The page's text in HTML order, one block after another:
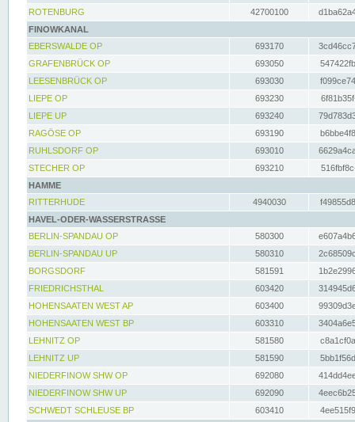
ROTENBURG
42700100
FINOWKANAL
EBERSWALDE OP
693170
GRAFENBRÜCK OP
693050
LEESENBRÜCK OP
693030
LIEPE OP
693230
LIEPE UP
693240
RAGÖSE OP
693190
RUHLSDORF OP
693010
STECHER OP
693210
HAMME
RITTERHUDE
4940030
HAVEL-ODER-WASSERSTRASSE
BERLIN-SPANDAU OP
580300
BERLIN-SPANDAU UP
580310
BORGSDORF
581591
FRIEDRICHSTHAL
603420
HOHENSAATEN WEST AP
603400
HOHENSAATEN WEST BP
603310
LEHNITZ OP
581580
LEHNITZ UP
581590
NIEDERFINOW SHW OP
692080
NIEDERFINOW SHW UP
692090
SCHWEDT SCHLEUSE BP
603410